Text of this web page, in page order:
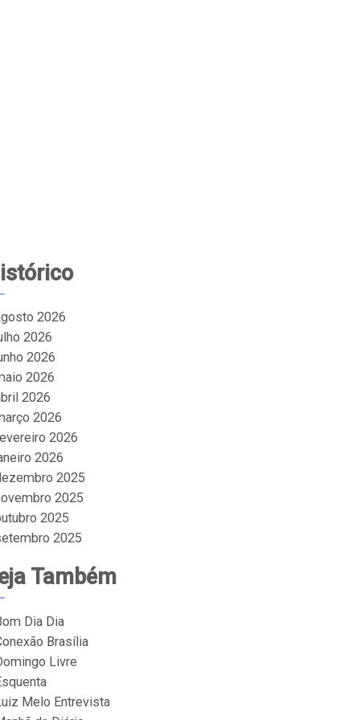
2026
2026
2026
2026
2026
2026
2026
2026
2025
2025
2025
2025
Também
Dia Dia
Brasília
Livre
Melo Entrevista